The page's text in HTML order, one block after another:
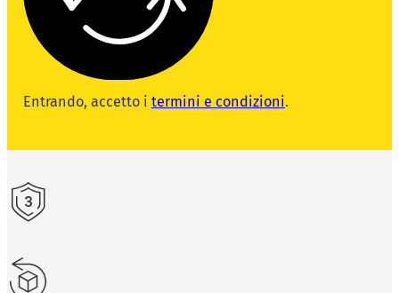
Entrando, accetto i termini e condizioni.